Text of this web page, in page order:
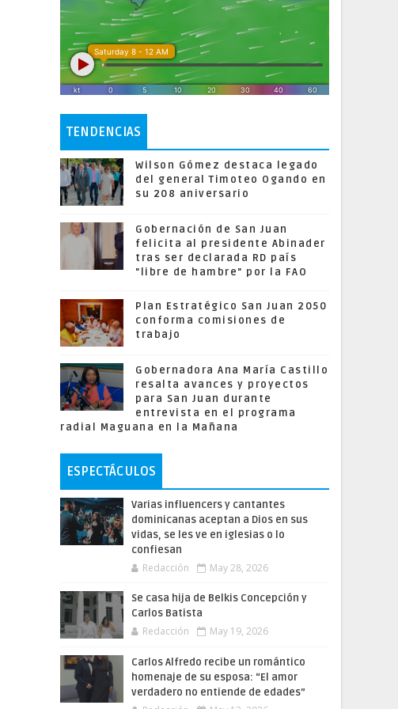
TENDENCIAS
Wilson Gómez destaca legado
del general Timoteo Ogando en
su 208 aniversario
Gobernación de San Juan
felicita al presidente Abinader
tras ser declarada RD país
"libre de hambre" por la FAO
Plan Estratégico San Juan 2050
conforma comisiones de
trabajo
Gobernadora Ana María Castillo
resalta avances y proyectos
para San Juan durante
entrevista en el programa
radial Maguana en la Mañana
ESPECTÁCULOS
Varias influencers y cantantes
dominicanas aceptan a Dios en sus
vidas, se les ve en iglesias o lo
confiesan
Redacción May 28, 2026
Se casa hija de Belkis Concepción y
Carlos Batista
Redacción May 19, 2026
Carlos Alfredo recibe un romántico
homenaje de su esposa: “El amor
verdadero no entiende de edades”